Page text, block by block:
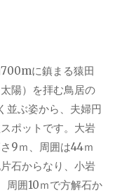
に鎮まる猿田
陽）を拝む鳥居の
並ぶ姿から、夫婦円
ポットです。大岩
9ｍ、周囲は44ｍ
石からなり、小岩
周囲10ｍで方解石か